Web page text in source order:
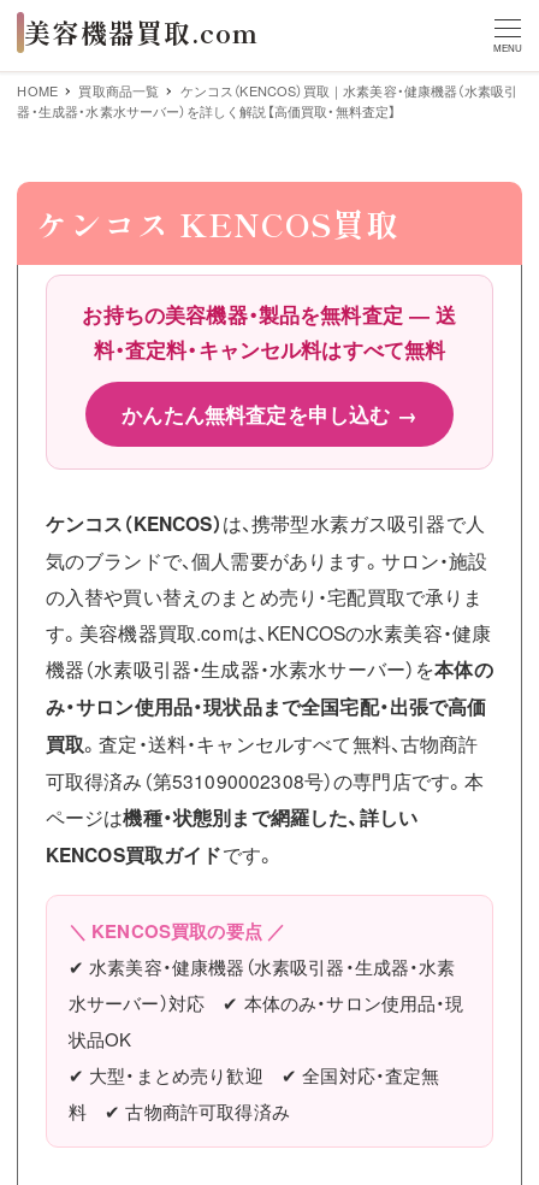
MENU
HOME 買取商品一覧
ケンコス（KENCOS）買取｜水素美容・健康機器（水素吸引
器・生成器・水素水サーバー）を詳しく解説【高価買取・無料査定】
ケンコス KENCOS買取
お持ちの美容機器・製品を無料査定 ― 送
料・査定料・キャンセル料はすべて無料
かんたん無料査定を申し込む →
ケンコス（KENCOS）は、携帯型水素ガス吸引器で人
気のブランドで、個人需要があります。サロン・施設
の入替や買い替えのまとめ売り・宅配買取で承りま
す。美容機器買取.comは、KENCOSの水素美容・健康
機器（水素吸引器・生成器・水素水サーバー）を本体の
み・サロン使用品・現状品まで全国宅配・出張で高価
買取。査定・送料・キャンセルすべて無料、古物商許
可取得済み（第531090002308号）の専門店です。本
ページは機種・状態別まで網羅した、詳しい
KENCOS買取ガイドです。
＼ KENCOS買取の要点 ／
✔ 水素美容・健康機器（水素吸引器・生成器・水素
水サーバー）対応 ✔ 本体のみ・サロン使用品・現
状品OK
✔ 大型・まとめ売り歓迎 ✔ 全国対応・査定無
料 ✔ 古物商許可取得済み